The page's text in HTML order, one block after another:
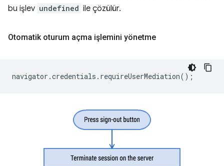
bu işlev undefined ile çözülür.
Otomatik oturum açma işlemini yönetme
navigator .credentials . requireUserMediation();